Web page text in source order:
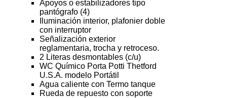
Apoyos o estabilizadores tipo
pantógrafo (4)
Iluminación interior, plafonier doble
con interruptor
Señalización exterior
reglamentaria, trocha y retroceso.
2 Literas desmontables (c/u)
WC Químico Porta Potti Thetford
U.S.A. modelo Portátil
Agua caliente con Termo tanque
Rueda de repuesto con soporte